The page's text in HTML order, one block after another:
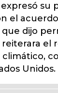
su
el
dijo
el
Unidos.